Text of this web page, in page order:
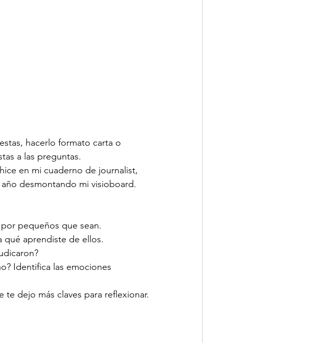
hacerlo formato carta o
a las preguntas.
en mi cuaderno de journalist,
desmontando mi visioboard.
pequeños que sean.
qué aprendiste de ellos.
Identifica las emociones
te dejo más claves para reflexionar.